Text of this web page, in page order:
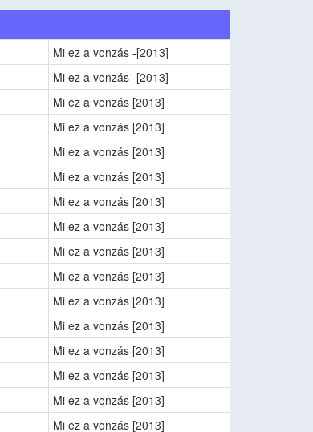
Mi ez a vonzás -[2013]
Mi ez a vonzás -[2013]
Mi ez a vonzás [2013]
Mi ez a vonzás [2013]
Mi ez a vonzás [2013]
Mi ez a vonzás [2013]
Mi ez a vonzás [2013]
Mi ez a vonzás [2013]
Mi ez a vonzás [2013]
Mi ez a vonzás [2013]
Mi ez a vonzás [2013]
Mi ez a vonzás [2013]
Mi ez a vonzás [2013]
Mi ez a vonzás [2013]
Mi ez a vonzás [2013]
Mi ez a vonzás [2013]